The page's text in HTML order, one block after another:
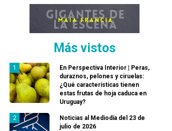
Más vistos
En Perspectiva Interior | Peras,
duraznos, pelones y ciruelas:
¿Qué características tienen
estas frutas de hoja caduca en
Uruguay?
Noticias al Mediodía del 23 de
julio de 2026